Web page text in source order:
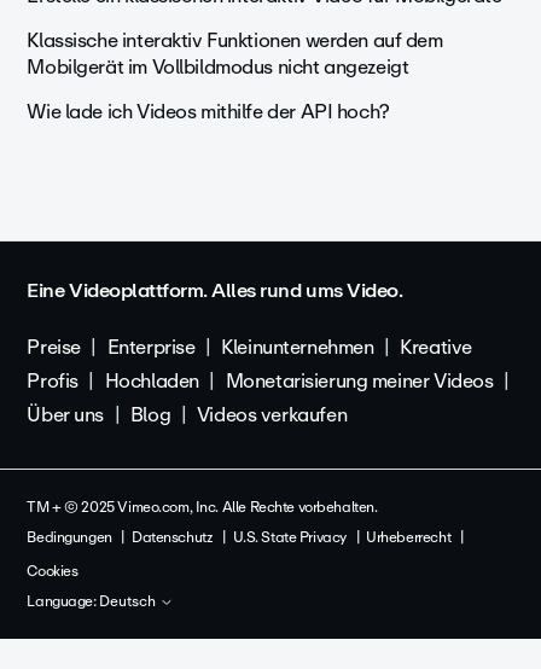
Klassische interaktiv Funktionen werden auf dem
Mobilgerät im Vollbildmodus nicht angezeigt
Wie lade ich Videos mithilfe der API hoch?
Eine Videoplattform. Alles rund ums Video.
Preise
Enterprise Kleinunternehmen
Kreative
Profis
Hochladen
Monetarisierung meiner Videos
Über uns
Blog Videos verkaufen
TM + © 2025 Vimeo.com, Inc. Alle Rechte vorbehalten.
Bedingungen
Datenschutz U.S. State Privacy
Urheberrecht
Cookies
Language:Deutsch